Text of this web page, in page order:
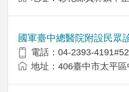
國軍臺中總醫院附設民眾
電話：04-2393-
地址：406臺中市太平